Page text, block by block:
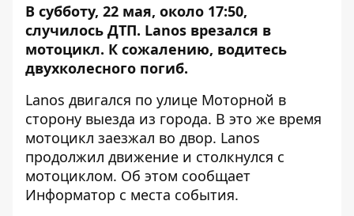
В субботу, 22 мая, около 17:50,
случилось ДТП. Lanos врезался в
мотоцикл. К сожалению, водитесь
двухколесного погиб.
Lanos двигался по улице Моторной в
сторону выезда из города. В это же время
мотоцикл заезжал во двор. Lanos
продолжил движение и столкнулся с
мотоциклом. Об этом сообщает
Информатор с места события.